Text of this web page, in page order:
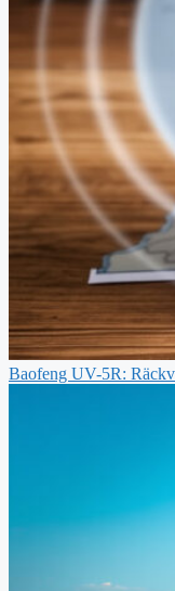
Baofeng UV-5R: